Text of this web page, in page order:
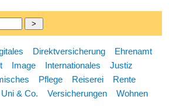
Direktversicherung
Ehrenamt
Image Internationales
Justiz
Pflege Reiserei
Rente
Uni & Co. Versicherungen Wohnen